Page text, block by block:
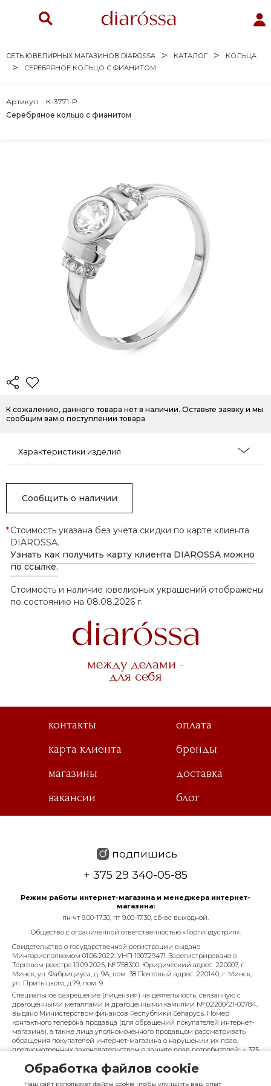
СЕТЬ ЮВЕЛИРНЫХ МАГАЗИНОВ DIAROSSA КАТАЛОГ
КОЛЬЦА
СЕРЕБРЯНОЕ КОЛЬЦО С ФИАНИТОМ
Серебряное кольцо с фианитом
Артикул: К-3771-Р
К сожалению, данного товара нет в наличии. Оставьте заявку и мы
сообщим вам о поступлении товара
Характеристики изделия
Сообщить о наличии
*Стоимость указана без учёта скидки по карте клиента
DIAROSSA.
Узнать как получить карту клиента DIAROSSA можно
по ссылке.
Стоимость и наличие ювелирных украшений отображены
по состоянию на 08.08.2026 г.
между делами -
для себя
контакты
оплата
карта клиента
бренды
магазины
доставка
вакансии
блог
подпишись
+ 375 29 340-05-85
Режим работы интернет-магазина и менеджера интернет-
магазина:
пн-чт 9.00-17.30, пт 9.00-17.30, сб-вс выходной.
Общество с ограниченной ответственностью «Торгиндустрия».
Свидетельство о государственной регистрации выдано
Мингорисполкомом 01.06.2022. УНП 190729471. Зарегистрировано в
Торговом реестре 19.09.2025, № 758300. Юридический адрес: 220007, г.
Минск, ул. Фабрициуса, д. 9А, пом. 38 Почтовый адрес: 220140, г. Минск,
ул. Притыцкого, д.79, пом. 9
Специальное разрешение (лицензия) на деятельность, связанную с
драгоценными металлами и драгоценными камнями № 02200/21-00784,
выдано Министерством финансов Республики Беларусь. Номер
контактного телефона продавца (для обращений покупателей интернет-
магазина), а также лица уполномоченного продавцом рассматривать
обращения покупателей интернет-магазина о нарушении их прав,
предусмотренных законодательством о защите прав потребителей: + 375
управления по работе с обращениями граждан и юридических лиц
Минского городского исполнительного комитета, администрация
Обработка файлов cookie
Наш сайт использует файлы cookie чтобы улучшить ваш опыт